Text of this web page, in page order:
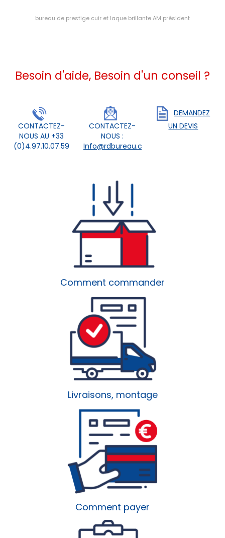
bureau de prestige cuir et laque brillante AM président
Besoin d'aide, Besoin d'un conseil ?
CONTACTEZ-
NOUS AU +33
(0)4.97.10.07.59
CONTACTEZ-
NOUS :
Info@rdbureau.com
DEMANDEZ
UN DEVIS
Comment commander
Livraisons, montage
Comment payer